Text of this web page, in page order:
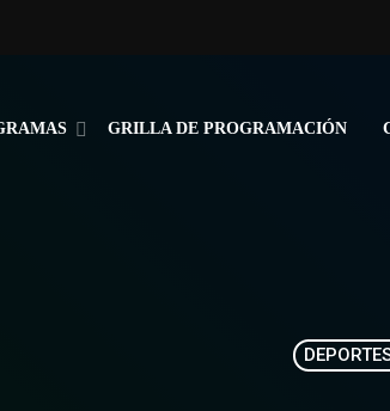
GRILLA DE PROGRAMACIÓN